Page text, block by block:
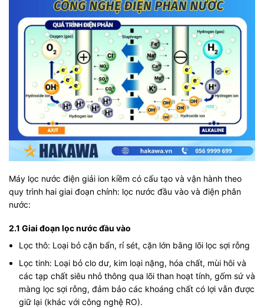
Máy lọc nước điện giải ion kiềm có cấu tạo và vận hành theo
quy trình hai giai đoạn chính: lọc nước đầu vào và điện phân
nước:
2.1 Giai đoạn lọc nước đầu vào
Lọc thô: Loại bỏ cặn bẩn, rỉ sét, cặn lớn bằng lõi lọc sợi rỗng
Lọc tinh: Loại bỏ clo dư, kim loại nặng, hóa chất, mùi hôi và
các tạp chất siêu nhỏ thông qua lõi than hoạt tính, gốm sứ và
màng lọc sợi rỗng, đảm bảo các khoáng chất có lợi vẫn được
giữ lại (khác với công nghệ RO).